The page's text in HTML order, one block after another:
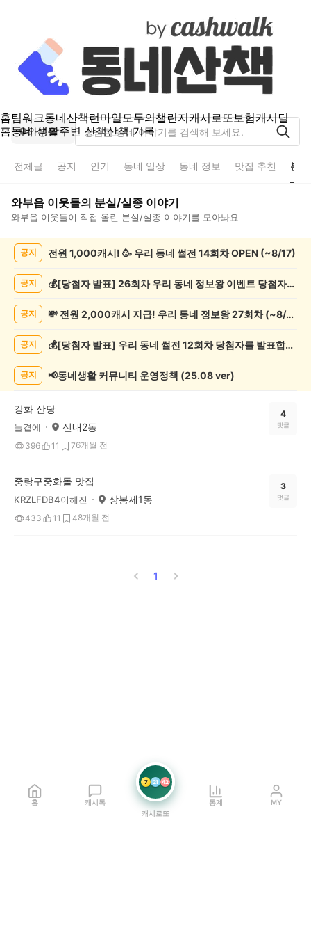
홈팀워크동네산책런마일모두의챌린지캐시로또보험캐시딜
홈동네 생활주변 산책산책 기록
와부읍
전체글 공지 인기 동네 일상 동네 정보 맛집 추천 분
와부읍 이웃들의 분실/실종 이야기
와부읍 이웃들이 직접 올린 분실/실종 이야기를 모아봐요
록
공지 전원 1,000캐시! 🥳 우리 동네 썰전 14회차 OPEN (~8/17)
공지 💰[당첨자 발표] 26회차 우리 동네 정보왕 이벤트 당첨자를 발표합니다!
공지 💸 전원 2,000캐시 지급! 우리 동네 정보왕 27회차 (~8/10)
공지 💰[당첨자 발표] 우리 동네 썰전 12회차 당첨자를 발표합니다!
공지 📢동네생활 커뮤니티 운영정책 (25.08 ver)
강화 산당
늘곁에 신내2동
396 11 76개월 전
4
댓글
중랑구중화돌 맛집
KRZLFDB4이해진 상봉제1동
433 11 48개월 전
3
댓글
1
홈 캐시톡
7 21 42
캐시로또
통계 MY